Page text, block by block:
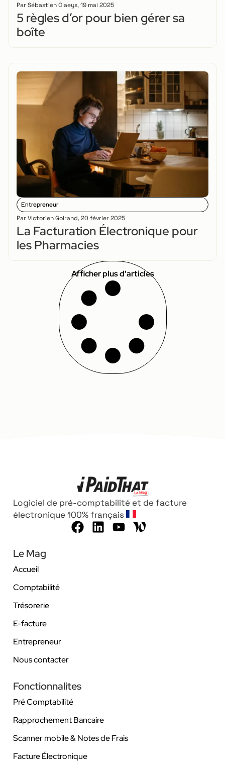
Par Sébastien Claeys,19 mai 2025
5 règles d’or pour bien gérer sa
boîte
Entrepreneur
Par Victorien Goirand,20 février 2025
La Facturation Électronique pour
les Pharmacies
Afficher plus d'articles
Logiciel de pré-comptabilité et de facture
électronique 100% français
Le Mag
Accueil
Comptabilité
Trésorerie
E-facture
Entrepreneur
Nous contacter
Fonctionnalites
Pré Comptabilité
Rapprochement Bancaire
Scanner mobile & Notes de Frais
Facture Électronique